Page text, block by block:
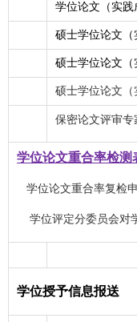
学位论文（实践
硕士学位论文
硕士学位论文
硕士学位论文
保密论文评审专
学位论文重合率检测
学位论文重合率复检
学位评定分委员会对
学位授予信息报送